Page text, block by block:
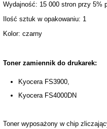
Wydajność: 15 000 stron przy 5%
Ilość sztuk w opakowaniu: 1
Kolor: czarny
Toner zamiennik do drukarek:
Kyocera FS3900,
Kyocera FS4000DN
Toner wyposażony w chip